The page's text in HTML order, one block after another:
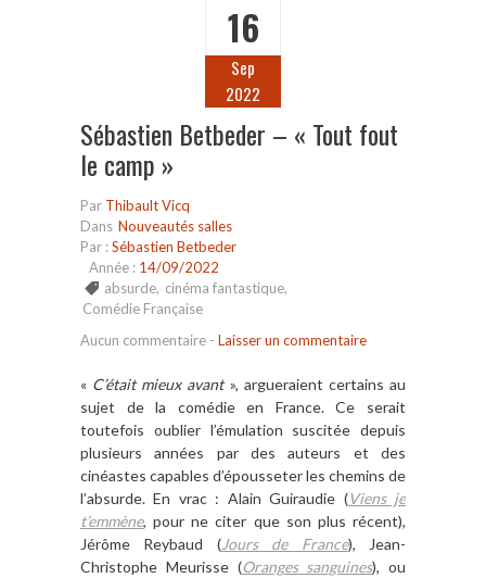
16
Sep
2022
Sébastien Betbeder – « Tout fout
le camp »
Par Thibault Vicq
Dans Nouveautés salles
Par :Sébastien Betbeder
Année : 14/09/2022
absurde, cinéma fantastique,
Comédie Française
Aucun commentaire - Laisser un commentaire
« C’était mieux avant», argueraient certains au
sujet de la comédie en France. Ce serait
toutefois oublier l’émulation suscitée depuis
plusieurs années par des auteurs et des
cinéastes capables d’épousseter les chemins de
l’absurde. En vrac : Alain Guiraudie (Viens je
t’emmène, pour ne citer que son plus récent),
Jérôme Reybaud (Jours de France), Jean-
Christophe Meurisse (Oranges sanguines), ou